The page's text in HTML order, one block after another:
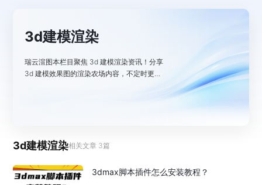
3d建模渲染
瑞云渲图本栏目聚焦 3d 建模渲染资讯！分享
3d 建模效果图的渲染农场内容，不定时更新
3d建模渲染相关文章 3篇
3dmax脚本插件怎么安装教程？